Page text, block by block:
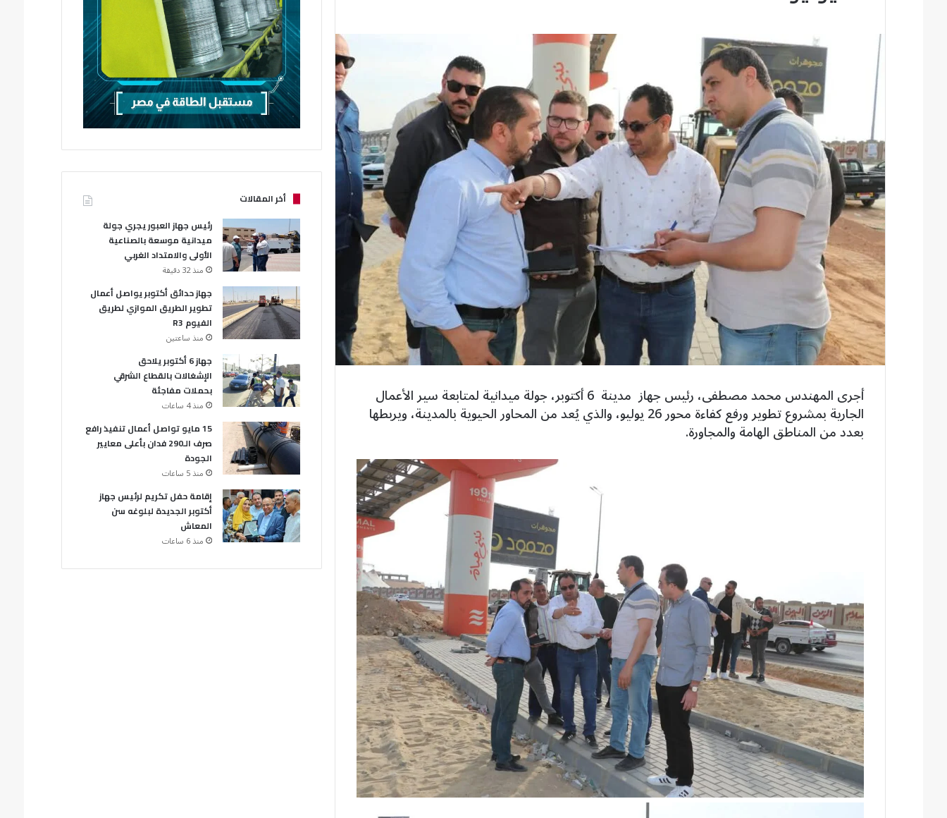
أجرى المهندس محمد مصطفى، رئيس جهاز مدينة 6 أكتوبر، جولة ميدانية لمتابعة سير الأعمال
الجارية بمشروع تطوير ورفع كفاءة محور 26 يوليو، والذي يُعد من المحاور الحيوية بالمدينة، ويربطها
بعدد من المناطق الهامة والمجاورة.
أخر المقالات
رئيس جهاز العبور يجري جولة
ميدانية موسعة بالصناعية
الأولى والامتداد الغربي
منذ 32 دقيقة
جهاز حدائق أكتوبر يواصل أعمال
تطوير الطريق الموازي لطريق
الفيوم R3
منذ ساعتين
جهاز 6 أكتوبر يلاحق
الإشغالات بالقطاع الشرقي
بحملات مفاجئة
منذ 4 ساعات
15 مايو تواصل أعمال تنفيذ رافع
صرف الـ290 فدان بأعلى معايير
الجودة
منذ 5 ساعات
إقامة حفل تكريم لرئيس جهاز
أكتوبر الجديدة لبلوغه سن
المعاش
منذ 6 ساعات